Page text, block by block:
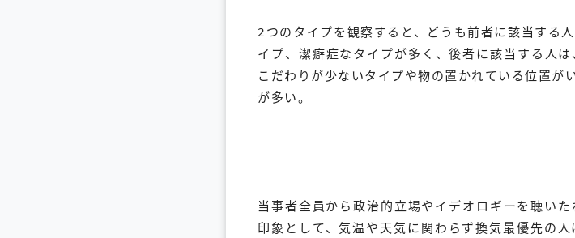
2つのタイプを観察すると、どうも前者に該当する
イプ、潔癖症なタイプが多く、後者に該当する人
こだわりが少ないタイプや物の置かれている位置が
が多い。
当事者全員から政治的立場やイデオロギーを聴い
印象として、気温や天気に関わらず換気最優先の